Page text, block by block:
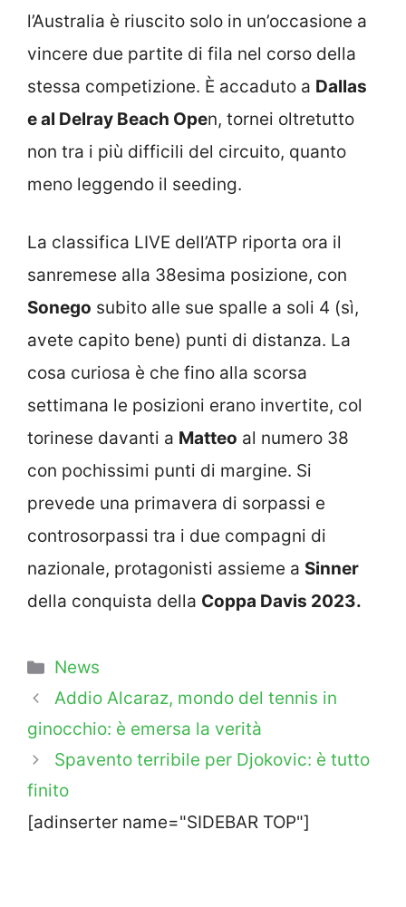
l’Australia è riuscito solo in un’occasione a
vincere due partite di fila nel corso della
stessa competizione. È accaduto a Dallas
e al Delray Beach Open, tornei oltretutto
non tra i più difficili del circuito, quanto
meno leggendo il seeding.
La classifica LIVE dell’ATP riporta ora il
sanremese alla 38esima posizione, con
Sonego subito alle sue spalle a soli 4 (sì,
avete capito bene) punti di distanza. La
cosa curiosa è che fino alla scorsa
settimana le posizioni erano invertite, col
torinese davanti a Matteo al numero 38
con pochissimi punti di margine. Si
prevede una primavera di sorpassi e
controsorpassi tra i due compagni di
nazionale, protagonisti assieme a Sinner
della conquista della Coppa Davis 2023.
Categorie
News
Addio Alcaraz, mondo del tennis in
ginocchio: è emersa la verità
Spavento terribile per Djokovic: è tutto
finito
[adinserter name="SIDEBAR TOP"]